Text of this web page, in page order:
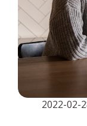
2022-02-